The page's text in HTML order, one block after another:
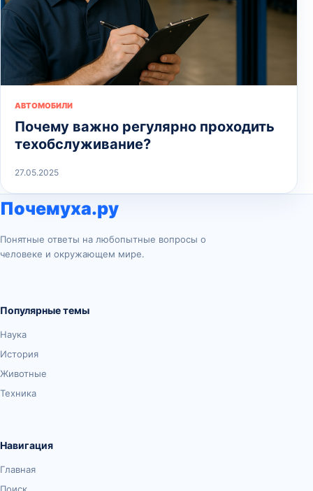
АВТОМОБИЛИ
Почему важно регулярно проходить
техобслуживание?
27.05.2025
Почемуха.ру
Понятные ответы на любопытные вопросы о
человеке и окружающем мире.
Популярные темы
Наука
История
Животные
Техника
Навигация
Главная
Поиск